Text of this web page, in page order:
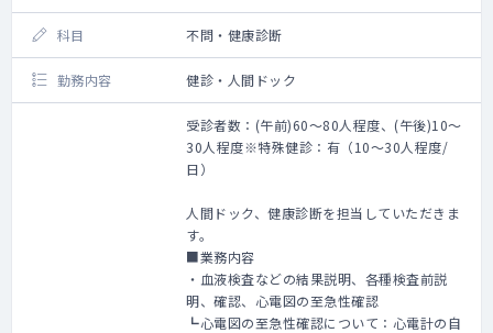
科目 不問・健康診断
勤務内容 健診・人間ドック
受診者数：(午前)60～80人程度、(午後)10～
30人程度※特殊健診：有（10～30人程度/
日）
人間ドック、健康診断を担当していただきま
す。
■業務内容
・血液検査などの結果説明、各種検査前説
明、確認、心電図の至急性確認
┗心電図の至急性確認について：心電計の自